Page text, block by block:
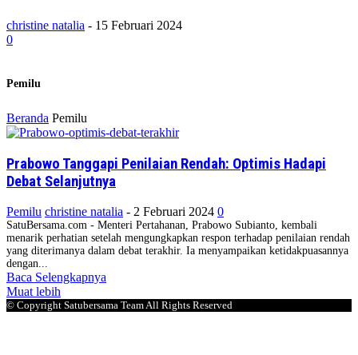
christine natalia - 15 Februari 2024
0
Pemilu
Beranda Pemilu
Prabowo Tanggapi Penilaian Rendah: Optimis Hadapi
Debat Selanjutnya
Pemilu christine natalia - 2 Februari 2024 0
SatuBersama.com - Menteri Pertahanan, Prabowo Subianto, kembali
menarik perhatian setelah mengungkapkan respon terhadap penilaian rendah
yang diterimanya dalam debat terakhir. Ia menyampaikan ketidakpuasannya
dengan...
Baca Selengkapnya
Muat lebih
© Copyright Satubersama Team All Rights Reserved